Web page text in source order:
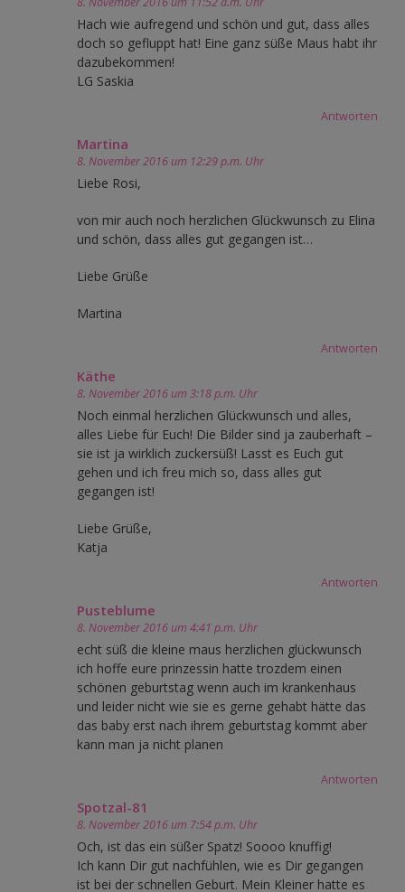
Hach wie aufregend und schön und gut, dass alles
doch so gefluppt hat! Eine ganz süße Maus habt ihr
dazubekommen!
LG Saskia
Antworten
Martina
8. November 2016 um 12:29 p.m. Uhr
Liebe Rosi,
von mir auch noch herzlichen Glückwunsch zu Elina
und schön, dass alles gut gegangen ist…
Liebe Grüße
Martina
Antworten
Käthe
8. November 2016 um 3:18 p.m. Uhr
Noch einmal herzlichen Glückwunsch und alles,
alles Liebe für Euch! Die Bilder sind ja zauberhaft –
sie ist ja wirklich zuckersüß! Lasst es Euch gut
gehen und ich freu mich so, dass alles gut
gegangen ist!
Liebe Grüße,
Katja
Antworten
Pusteblume
8. November 2016 um 4:41 p.m. Uhr
echt süß die kleine maus herzlichen glückwunsch
ich hoffe eure prinzessin hatte trozdem einen
schönen geburtstag wenn auch im krankenhaus
und leider nicht wie sie es gerne gehabt hätte das
das baby erst nach ihrem geburtstag kommt aber
kann man ja nicht planen
Antworten
Spotzal-81
8. November 2016 um 7:54 p.m. Uhr
Och, ist das ein süßer Spatz! Soooo knuffig!
Ich kann Dir gut nachfühlen, wie es Dir gegangen
ist bei der schnellen Geburt. Mein Kleiner hatte es